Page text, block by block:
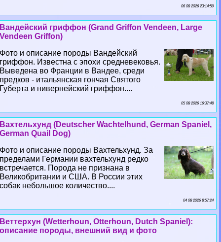
06 08 2026 23:14:59
Вандейский гриффон (Grand Griffon Vendeen, Large
Vendeen Griffon)
Фото и описание породы Вандейский
гриффон. Известна с эпохи средневековья.
Выведена во Франции в Вандее, среди
предков - итальянская гончая Святого
Губерта и нивернейский гриффон....
05 08 2026 16:37:48
Вахтельхунд (Deutscher Wachtelhund, German Spaniel,
German Quail Dog)
Фото и описание породы Вахтельхунд. За
пределами Германии вахтельхунд редко
встречается. Порода не признана в
Великобритании и США. В России этих
собак небольшое количество....
04 08 2026 8:57:24
Веттерхун (Wetterhoun, Otterhoun, Dutch Spaniel):
описание породы, внешний вид и фото